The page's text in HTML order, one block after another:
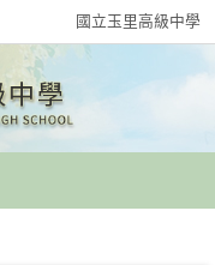
國立玉里高級中學